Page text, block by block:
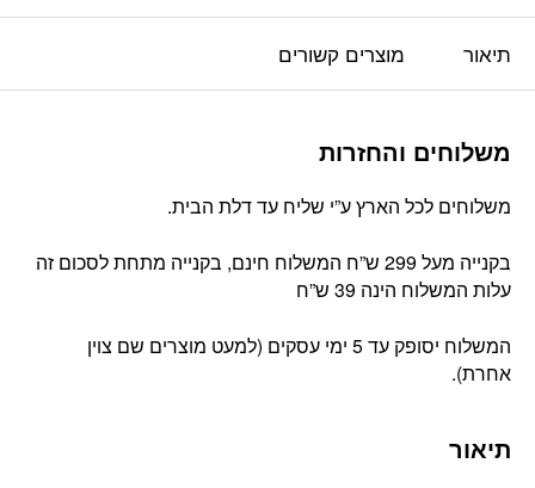
תיאור מוצרים קשורים
משלוחים והחזרות
משלוחים לכל הארץ ע”י שליח עד דלת הבית.
בקנייה מעל 299 ש”ח המשלוח חינם, בקנייה מתחת לסכום זה
עלות המשלוח הינה 39 ש”ח
המשלוח יסופק עד 5 ימי עסקים (למעט מוצרים שם צוין
אחרת).
תיאור